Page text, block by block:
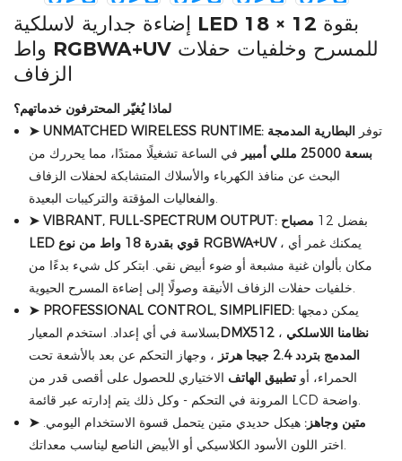
إضاءة جدارية لاسلكية LED بقوة 12 × 18
واط RGBWA+UV للمسرح وخلفيات حفلات
الزفاف
لماذا يُغيّر المحترفون خدماتهم؟
➤ UNMATCHED WIRELESS RUNTIME:
توفرالبطارية المدمجة
بسعة 25000 مللي أمبير
في الساعة تشغيلًا ممتدًا، مما يحررك من
البحث عن منافذ الكهرباء والأسلاك المتشابكة لحفلات الزفاف
والفعاليات المؤقتة والتركيبات البعيدة.
➤ VIBRANT, FULL-SPECTRUM OUTPUT:
بفضل 12
مصباح
LED قوي بقدرة 18 واط من نوع RGBWA+UV، يمكنك غمر أي
مكان بألوان غنية مشبعة أو ضوء أبيض نقي. ابتكر كل شيء بدءًا من
خلفيات حفلات الزفاف الأنيقة وصولًا إلى إضاءة المسرح الحيوية.
➤ PROFESSIONAL CONTROL, SIMPLIFIED:يمكن دمجها
بسلاسة في أي إعداد. استخدم المعيارDMX512، نظامنا اللاسلكي
المدمج بتردد 2.4 جيجا هرتز
، وجهاز التحكم عن بعد بالأشعة تحت
الحمراء، أوتطبيق الهاتف الاختياري للحصول على أقصى قدر من
المرونة في التحكم - وكل ذلك يتم إدارته عبر قائمة LCD واضحة.
➤ متين وجاهز: هيكل حديدي متين يتحمل قسوة الاستخدام اليومي.
اختر اللون الأسود الكلاسيكي أو الأبيض الناصع ليناسب معداتك.